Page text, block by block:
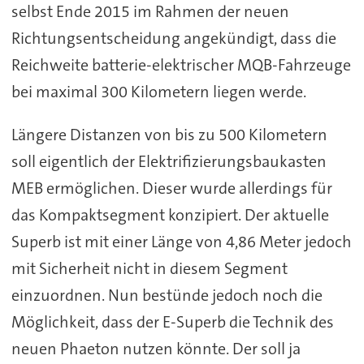
selbst Ende 2015 im Rahmen der neuen
Richtungsentscheidung angekündigt, dass die
Reichweite batterie-elektrischer MQB-Fahrzeuge
bei maximal 300 Kilometern liegen werde.
Längere Distanzen von bis zu 500 Kilometern
soll eigentlich der Elektrifizierungsbaukasten
MEB ermöglichen. Dieser wurde allerdings für
das Kompaktsegment konzipiert. Der aktuelle
Superb ist mit einer Länge von 4,86 Meter jedoch
mit Sicherheit nicht in diesem Segment
einzuordnen. Nun bestünde jedoch noch die
Möglichkeit, dass der E-Superb die Technik des
neuen Phaeton nutzen könnte. Der soll ja